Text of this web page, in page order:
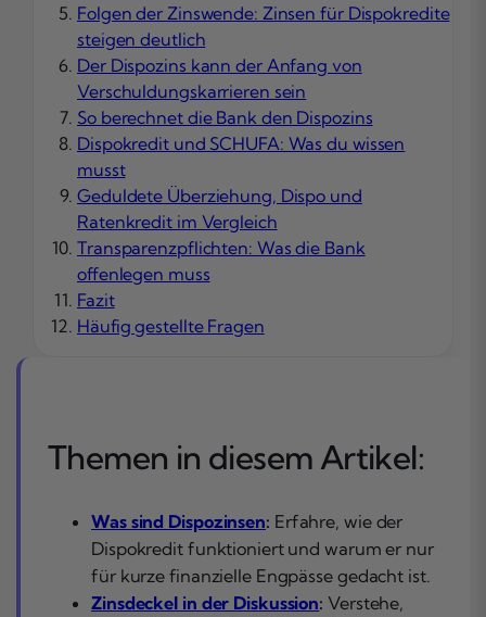
Folgen der Zinswende: Zinsen für Dispokredite
steigen deutlich
Der Dispozins kann der Anfang von
Verschuldungskarrieren sein
So berechnet die Bank den Dispozins
Dispokredit und SCHUFA: Was du wissen
musst
Geduldete Überziehung, Dispo und
Ratenkredit im Vergleich
Transparenzpflichten: Was die Bank
offenlegen muss
Fazit
Häufig gestellte Fragen
Themen in diesem Artikel:
Was sind Dispozinsen: Erfahre, wie der
Dispokredit funktioniert und warum er nur
für kurze finanzielle Engpässe gedacht ist.
Zinsdeckel in der Diskussion: Verstehe,